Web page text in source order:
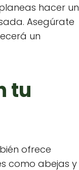
hacer un
Asegúrate
un
tu
ofrece
como abejas y